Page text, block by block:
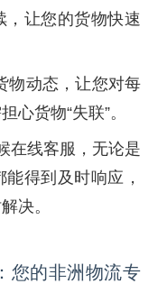
，让您的货物快速
物动态，让您对每
心货物“失联”。
在线客服，无论是
得到及时响应，
决。
您的非洲物流专